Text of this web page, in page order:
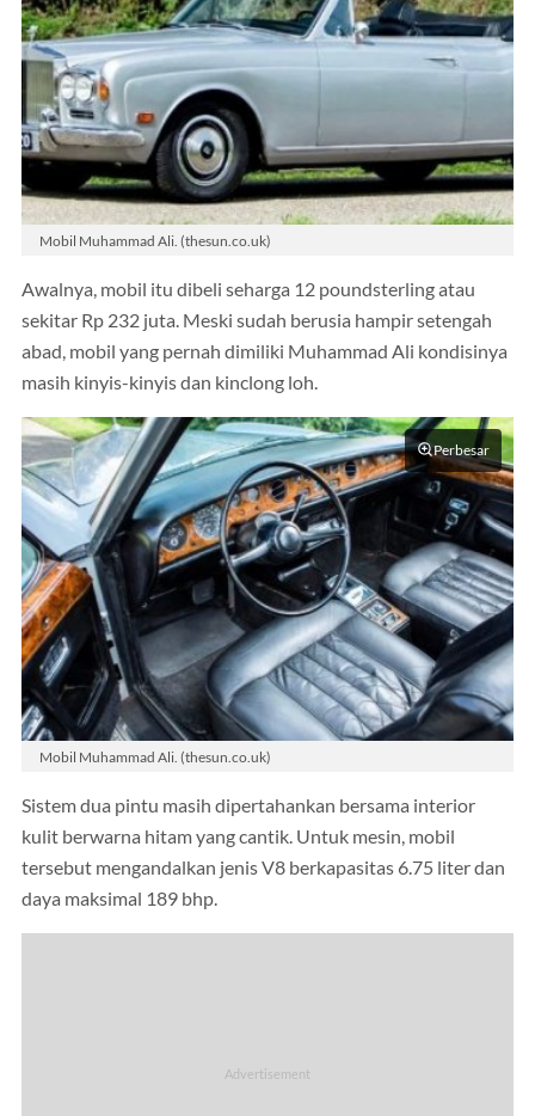
Mobil Muhammad Ali. (thesun.co.uk)
Awalnya, mobil itu dibeli seharga 12 poundsterling atau
sekitar Rp 232 juta. Meski sudah berusia hampir setengah
abad, mobil yang pernah dimiliki Muhammad Ali kondisinya
masih kinyis-kinyis dan kinclong loh.
Perbesar
Mobil Muhammad Ali. (thesun.co.uk)
Sistem dua pintu masih dipertahankan bersama interior
kulit berwarna hitam yang cantik. Untuk mesin, mobil
tersebut mengandalkan jenis V8 berkapasitas 6.75 liter dan
daya maksimal 189 bhp.